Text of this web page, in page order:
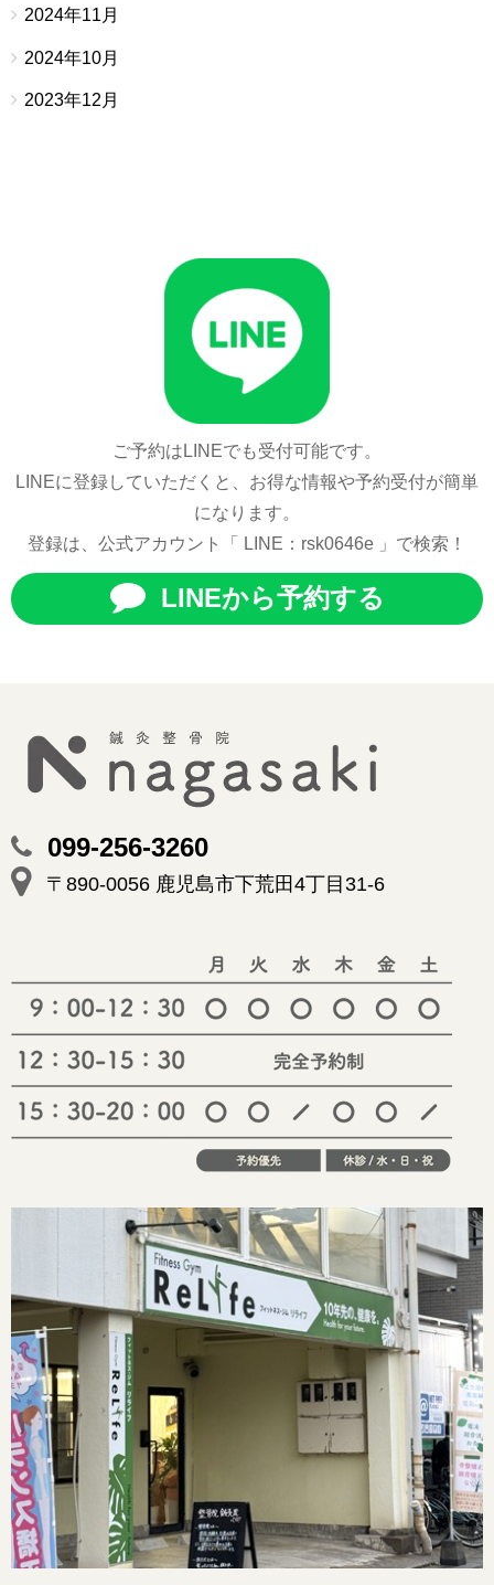
2024年11月
2024年10月
2023年12月
ご予約はLINEでも受付可能です。
LINEに登録していただくと、お得な情報や予約受付が簡単
になります。
登録は、公式アカウント「 LINE：rsk0646e 」で検索！
LINEから予約する
099-256-3260
〒890-0056 鹿児島市下荒田4丁目31-6